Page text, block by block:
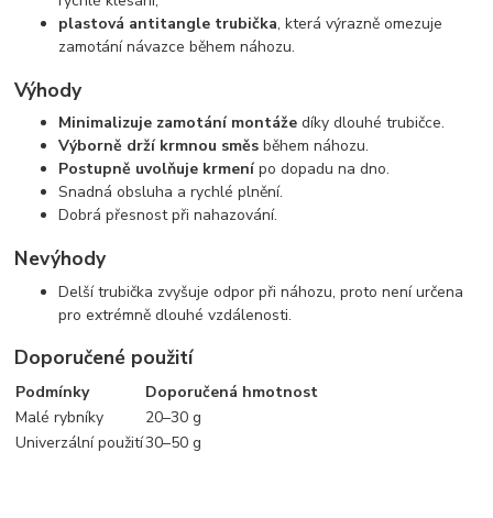
plastová antitangle trubička, která výrazně omezuje
zamotání návazce během náhozu.
Výhody
Minimalizuje zamotání montáže díky dlouhé trubičce.
Výborně drží krmnou směs během náhozu.
Postupně uvolňuje krmenípo dopadu na dno.
Snadná obsluha a rychlé plnění.
Dobrá přesnost při nahazování.
Nevýhody
Delší trubička zvyšuje odpor při náhozu, proto není určena
pro extrémně dlouhé vzdálenosti.
Doporučené použití
Podmínky
Doporučená hmotnost
Malé rybníky
20–30 g
Univerzální použití30–50 g